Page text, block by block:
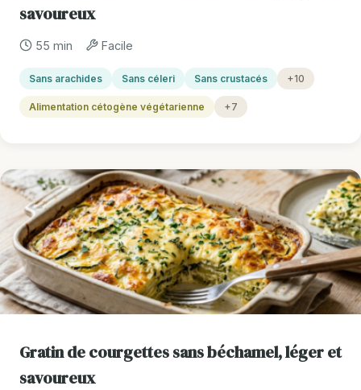
savoureux
55 min Facile
Sans arachides Sans céleri Sans crustacés +10
Alimentation cétogène végétarienne +7
Gratin de courgettes sans béchamel, léger et
savoureux